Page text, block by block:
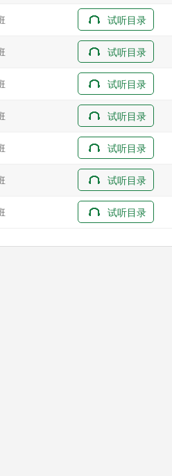
试听目录
试听目录
试听目录
试听目录
试听目录
试听目录
试听目录